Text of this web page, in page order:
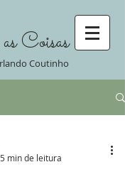
Coisas
Coutinho
5 min de leitura